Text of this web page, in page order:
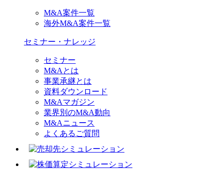
M&A案件一覧
海外M&A案件一覧
セミナー・ナレッジ
セミナー
M&Aとは
事業承継とは
資料ダウンロード
M&Aマガジン
業界別のM&A動向
M&Aニュース
よくあるご質問